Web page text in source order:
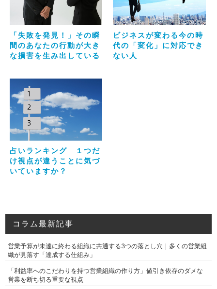
「失敗を発見！」その瞬
間のあなたの行動が大き
な損害を生み出している
ビジネスが変わる今の時
代の「変化」に対応でき
ない人
占いランキング １つだ
け視点が違うことに気づ
いていますか？
コラム最新記事
営業予算が未達に終わる組織に共通する3つの落とし穴｜多くの営業組
織が見落す「達成する仕組み」
「利益率へのこだわりを持つ営業組織の作り方」値引き依存のダメな
営業を断ち切る重要な視点